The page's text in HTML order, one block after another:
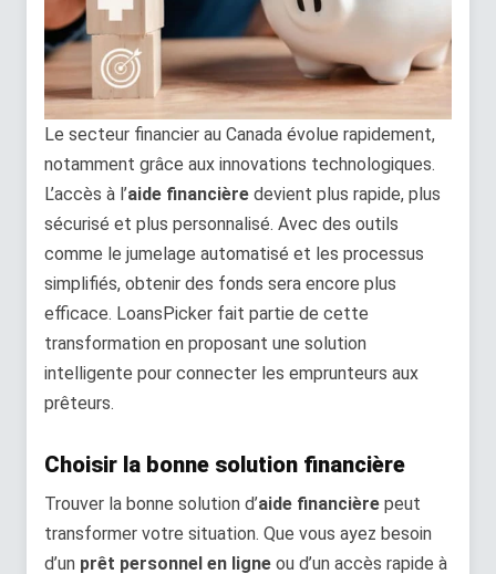
Le secteur financier au Canada évolue rapidement,
notamment grâce aux innovations technologiques.
L’accès à l’aide financière devient plus rapide, plus
sécurisé et plus personnalisé. Avec des outils
comme le jumelage automatisé et les processus
simplifiés, obtenir des fonds sera encore plus
efficace. LoansPicker fait partie de cette
transformation en proposant une solution
intelligente pour connecter les emprunteurs aux
prêteurs.
Choisir la bonne solution financière
Trouver la bonne solution d’aide financière peut
transformer votre situation. Que vous ayez besoin
d’un prêt personnel en ligne ou d’un accès rapide à